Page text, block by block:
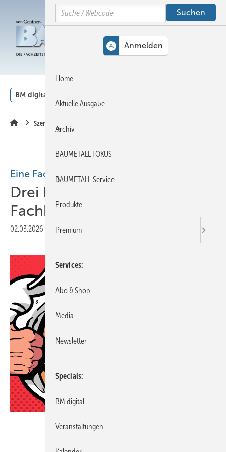
Hauptinhalt
Hauptmenü
SiteSearch
BM digital
Szene
Eine Fachzeitschrift
Drei Dachberufe und zehn
Fachbeiträge
02.03.2026 Druckvorschau
Search
Home
Aktuelle Ausgabe
Archiv
BAUMETALL FOKUS
BAUMETALL-Service
Produkte
Premium
Services
Abo & Shop
Media
Newsletter
Specials
BM digital
Veranstaltungen